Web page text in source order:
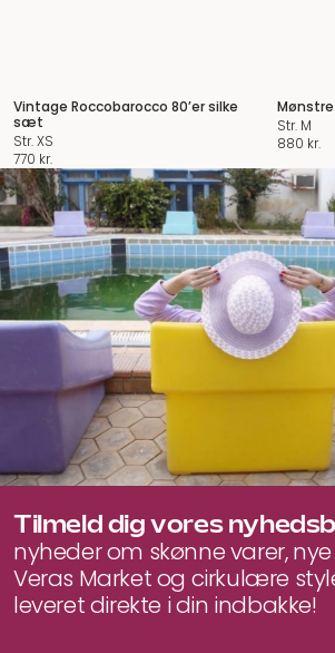
Vintage Roccobarocco 80’er silke
sæt
Str. XS
770 kr.
Str. M
880 kr.
Tilmeld dig vores
nyheder om skønne varer,
Veras Market og cirkulære
leveret direkte i din indbakke!